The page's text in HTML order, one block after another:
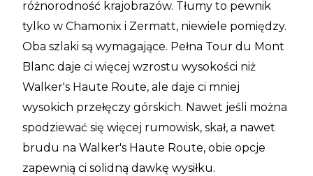
różnorodność krajobrazów. Tłumy to pewnik
tylko w Chamonix i Zermatt, niewiele pomiędzy.
Oba szlaki są wymagające. Pełna Tour du Mont
Blanc daje ci więcej wzrostu wysokości niż
Walker's Haute Route, ale daje ci mniej
wysokich przełęczy górskich. Nawet jeśli można
spodziewać się więcej rumowisk, skał, a nawet
brudu na Walker's Haute Route, obie opcje
zapewnią ci solidną dawkę wysiłku.